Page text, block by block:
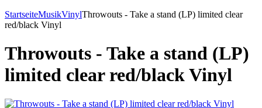
StartseiteMusikVinylThrowouts - Take a stand (LP) limited clear
red/black Vinyl
Throwouts - Take a stand (LP)
limited clear red/black Vinyl